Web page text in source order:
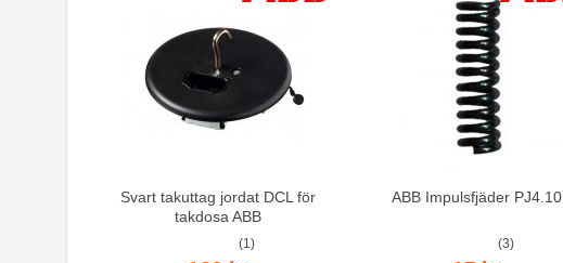
Svart takuttag jordat DCL för
takdosa ABB
(1)
ABB Impulsfjäder PJ4.10
(3)